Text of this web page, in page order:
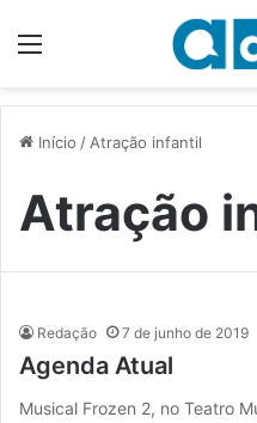
Início / Atração infantil
Atração
Redação 7 de junho de 2019
Agenda Atual
Musical Frozen 2, no Teatro